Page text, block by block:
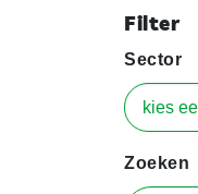
Filter
Sector
Zoeken